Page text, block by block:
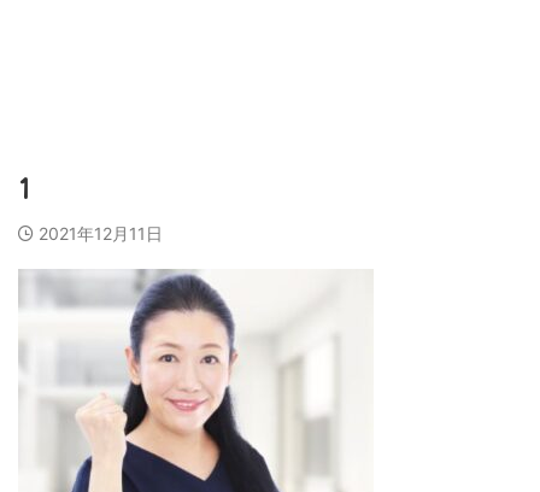
1
2021年12月11日